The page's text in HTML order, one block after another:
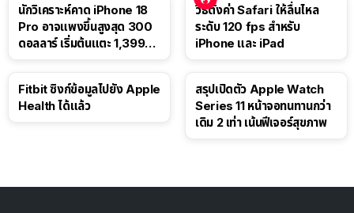
นักวิเคราะห์คาด iPhone 18
Pro อาจแพงขึ้นสูงสุด 300
ดอลลาร์ เริ่มต้นแตะ 1,399
วิธีตั้งค่า Safari ให้ลื่นไหล
ระดับ 120 fps สำหรับ
iPhone และ iPad
Fitbit ซิงก์ข้อมูลไปยัง Apple
Health ได้แล้ว
สรุปเปิดตัว Apple Watch
Series 11 หน้าจอทนทานกว่า
เดิม 2 เท่า เน้นฟีเจอร์สุขภาพ